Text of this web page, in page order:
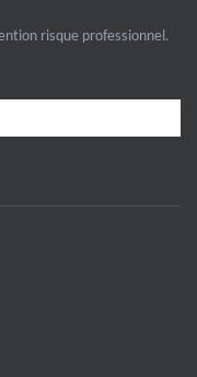
risque professionnel.